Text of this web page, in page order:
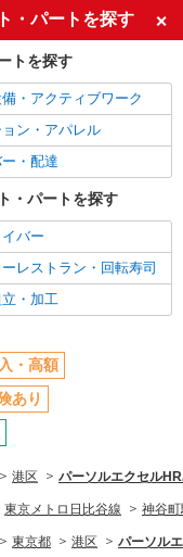
額
り
・パートを探す
トを探す
・アクティブワーク
ン・アパレル
ー・配達
・パートを探す
バー
レストラン・回転寿司
・加工
・高額
あり
港区 パーソルエクセル
東京メトロ日比谷線 神谷
東京都 港区 パーソル